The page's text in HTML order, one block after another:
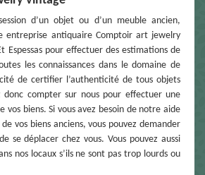
d’un objet ou d’un meuble ancien,
entreprise antiquaire Comptoir art jewelry
Espessas pour effectuer des estimations de
les connaissances dans le domaine de
de certifier l’authenticité de tous objets
donc compter sur nous pour effectuer une
vos biens. Si vous avez besoin de notre aide
vos biens anciens, vous pouvez demander
se déplacer chez vous. Vous pouvez aussi
nos locaux s’ils ne sont pas trop lourds ou